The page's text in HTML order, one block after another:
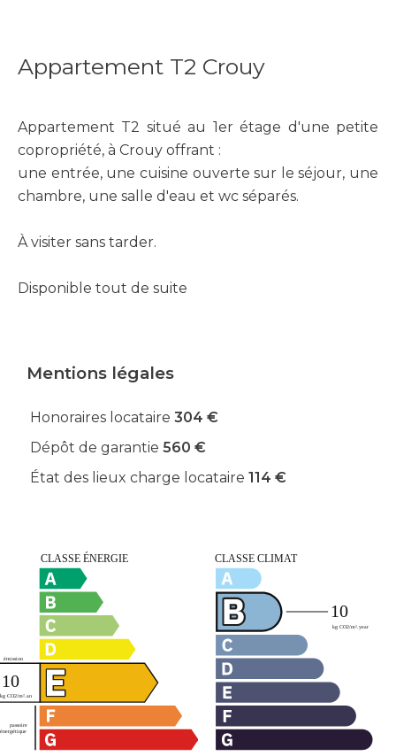
Appartement T2 Crouy
Appartement T2 situé au 1er étage d'une petite
copropriété, à Crouy offrant :
une entrée, une cuisine ouverte sur le séjour, une
chambre, une salle d'eau et wc séparés.
À visiter sans tarder.
Disponible tout de suite
Mentions légales
Honoraires locataire 304 €
Dépôt de garantie 560 €
État des lieux charge locataire 114 €